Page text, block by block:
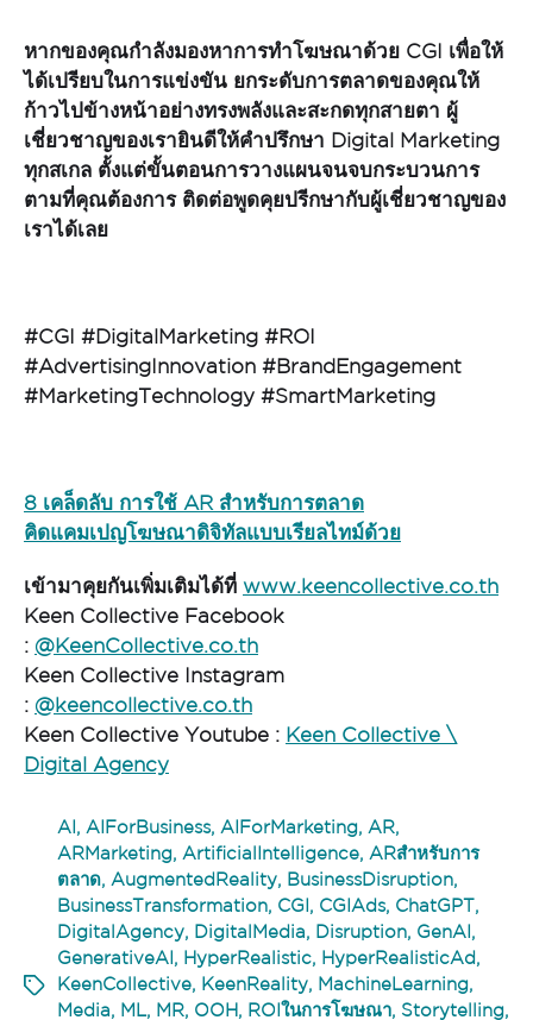
หากของคุณกำลังมองหาการทำโฆษณาด้วย CGI เพื่อให้
ได้เปรียบในการแข่งขัน ยกระดับการตลาดของคุณให้
ก้าวไปข้างหน้าอย่างทรงพลังและสะกดทุกสายตา ผู้
เชี่ยวชาญของเรายินดีให้คำปรึกษา Digital Marketing
ทุกสเกล ตั้งแต่ขั้นตอนการวางแผนจนจบกระบวนการ
ตามที่คุณต้องการ ติดต่อพูดคุยปรีกษากับผู้เชี่ยวชาญของ
เราได้เลย
#CGI #DigitalMarketing #ROI
#AdvertisingInnovation #BrandEngagement
#MarketingTechnology #SmartMarketing
8 เคล็ดลับ การใช้ AR สำหรับการตลาด
คิดแคมเปญโฆษณาดิจิทัลแบบเรียลไทม์ด้วย
เข้ามาคุยกันเพิ่มเติมได้ที่ www.keencollective.co.th
Keen Collective Facebook
: @KeenCollective.co.th
Keen Collective Instagram
: @keencollective.co.th
Keen Collective Youtube : Keen Collective \
Digital Agency
AI, AIForBusiness, AIForMarketing, AR,
ARMarketing, ArtificialIntelligence, ARสำหรับการ
ตลาด, AugmentedReality, BusinessDisruption,
BusinessTransformation, CGI, CGIAds, ChatGPT,
DigitalAgency, DigitalMedia, Disruption, GenAI,
GenerativeAI, HyperRealistic, HyperRealisticAd,
KeenCollective, KeenReality, MachineLearning,
Media, ML, MR, OOH, ROIในการโฆษณา, Storytelling,